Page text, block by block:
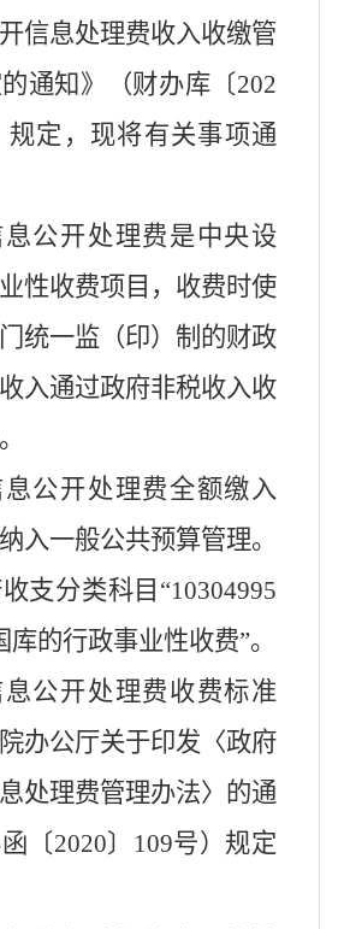
信息处理费收入收缴管
通知》（财办库〔202
规定，现将有关事项通
公开处理费是中央设
性收费项目，收费时使
统一监（印）制的财政
入通过政府非税收入收
公开处理费全额缴入
入一般公共预算管理。
支分类科目“10304995
的行政事业性收费”。
公开处理费收费标准
办公厅关于印发〈政府
处理费管理办法〉的通
〔2020〕 109号）规定